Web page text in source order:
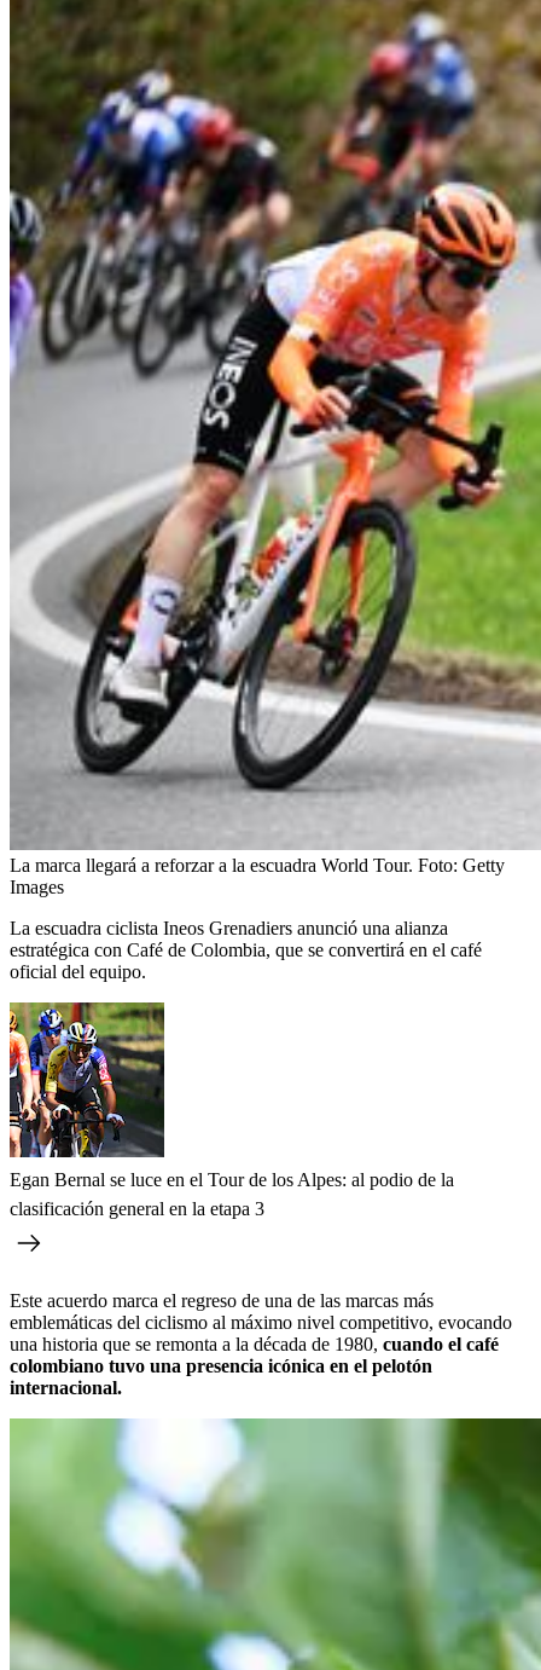
La marca llegará a reforzar a la escuadra World Tour. Foto: Getty
Images
La escuadra ciclista Ineos Grenadiers anunció una alianza
estratégica con Café de Colombia, que se convertirá en el café
oficial del equipo.
Egan Bernal se luce en el Tour de los Alpes: al podio de la
clasificación general en la etapa 3
Este acuerdo marca el regreso de una de las marcas más
emblemáticas del ciclismo al máximo nivel competitivo, evocando
una historia que se remonta a la década de 1980, cuando el café
colombiano tuvo una presencia icónica en el pelotón
internacional.